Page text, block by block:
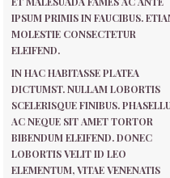
IPSUM PRIMIS IN FAUCIBUS.
MOLESTIE CONSECTETUR
ELEIFEND.
IN HAC HABITASSE PLATEA
DICTUMST. NULLAM LOBORTIS
SCELERISQUE FINIBUS.
AC NEQUE SIT AMET TORTOR
BIBENDUM ELEIFEND. DONEC
LOBORTIS VELIT ID LEO
ELEMENTUM, VITAE VENENATIS